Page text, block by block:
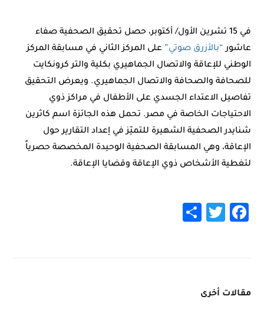
في 15 تشرين الأول/ أكتوبر، حصل تحقيق الصحفية صفاء
عاشور“بالأزرق صوتي” على المركز الثاني في مسابقة المركز
الوطني للإعاقة والاتصال الجماهيري بكلية والتر كرونكايت
للصحافة والصحافة والاتصال الجماهيري. ويعرض التحقيق
تفاصيل الاعتداء الجسدي على الأطفال في مراكز ذوي
الاحتياجات الخاصة في مصر. تحمل هذه الجائزة اسم كاثرين
شنايدر الصحفية الشهيرة للتميّز في إعداد التقارير حول
الإعاقة، وهي المسابقة الصحفية الوحيدة المخصصة حصرياً
لتغطية الأشخاص ذوي الإعاقة وقضايا الإعاقة.
Facebook
Twitter
مقالات أخرى